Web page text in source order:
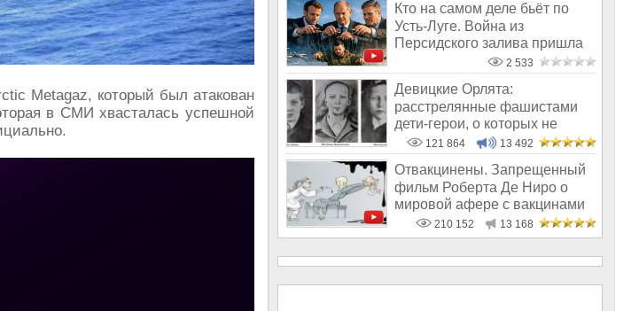
Metagaz, который был атакован
в СМИ хвасталась успешной
Кто на самом деле бьёт по
Усть-Луге. Война из
Персидского залива пришла
2 533
Девицкие Орлята:
расстрелянные фашистами
дети-герои, о которых не
рассказывают в шк
121 864 13 492
Отвакцинены. Запрещенный
фильм Роберта Де Ниро о
мировой афере с вакцинами
210 152 13 168